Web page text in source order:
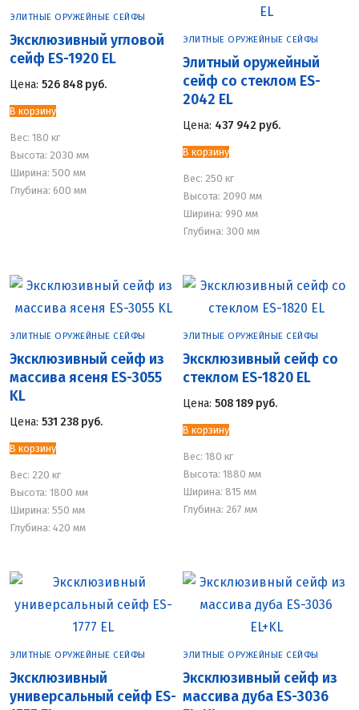
ЭЛИТНЫЕ ОРУЖЕЙНЫЕ СЕЙФЫ
Эксклюзивный угловой
сейф ES-1920 EL
Цена: 526 848 руб.
В корзину
Вес: 180 кг
Высота: 2030 мм
Ширина: 500 мм
Глубина: 600 мм
ЭЛИТНЫЕ ОРУЖЕЙНЫЕ СЕЙФЫ
Элитный оружейный
сейф со стеклом ES-
2042 EL
Цена: 437 942 руб.
В корзину
Вес: 250 кг
Высота: 2090 мм
Ширина: 990 мм
Глубина: 300 мм
ЭЛИТНЫЕ ОРУЖЕЙНЫЕ СЕЙФЫ
Эксклюзивный сейф из
массива ясеня ES-3055
KL
Цена: 531 238 руб.
В корзину
Вес: 220 кг
Высота: 1800 мм
Ширина: 550 мм
Глубина: 420 мм
ЭЛИТНЫЕ ОРУЖЕЙНЫЕ СЕЙФЫ
Эксклюзивный сейф со
стеклом ES-1820 EL
Цена: 508 189 руб.
В корзину
Вес: 180 кг
Высота: 1880 мм
Ширина: 815 мм
Глубина: 267 мм
ЭЛИТНЫЕ ОРУЖЕЙНЫЕ СЕЙФЫ
Эксклюзивный
универсальный сейф ES-
ЭЛИТНЫЕ ОРУЖЕЙНЫЕ СЕЙФЫ
Эксклюзивный сейф из
массива дуба ES-3036